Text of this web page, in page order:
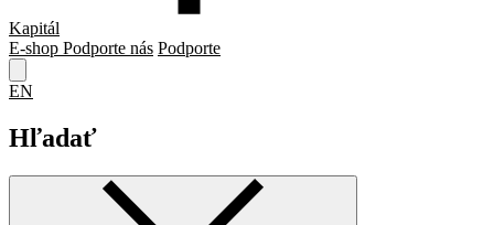
Kapitál
E-shop Podporte nás Podporte
EN
Hľadať